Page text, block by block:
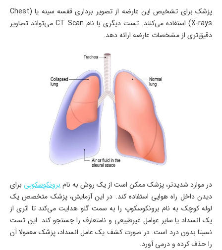
پزشک برای تشخیص این عارضه از تصویر برداری قفسه سینه یا (Chest
X-rays) استفاده می‌کنند. تست دیگری با نام CT Scan می‌تواند تصاویر
دقیق‌تری از مشخصات عارضه ارائه دهد.
در موارد شدیدتر، پزشک ممکن است از یک روش به نامبرونکوسکوپی برای
دیدن داخل راه هوایی استفاده کند. در این آزمایش، پزشک متخصص یک
لوله کوچک به نام برونکوسکوپ را به سمت گلو هدایت می‌کند تا اثری از
یک انسداد یا سایر عوامل غیرطبیعی و نامتعارف را جستجو کند. این تست
نسبتا بدون درد است. در صورت کشف یک عامل انسداد، پزشک معمولا آن
را حذف کرده و درمی آورد.